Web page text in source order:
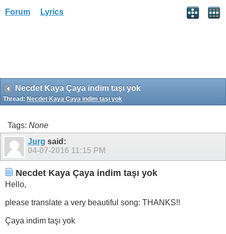
Forum Lyrics
Necdet Kaya Çaya indim taşı yok
Thread: Necdet Kaya Çaya indim taşı yok
Tags: None
Jurg said:
04-07-2016 11:15 PM
Necdet Kaya Çaya indim taşı yok
Hello,
please translate a very beautiful song: THANKS!!
Çaya indim taşı yok